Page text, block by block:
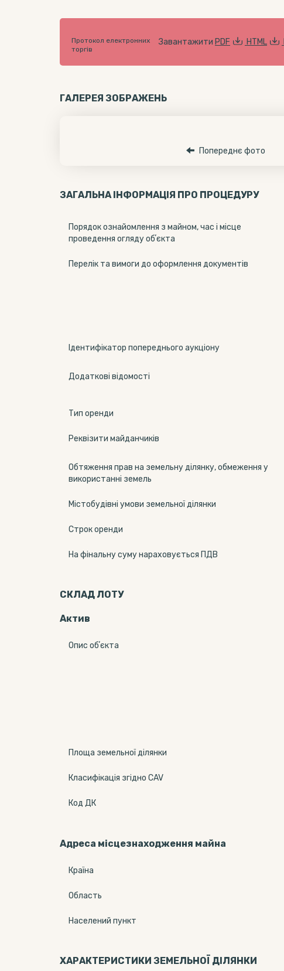
Протокол електронних
торгів
Завантажити PDF HTML
ГАЛЕРЕЯ ЗОБРАЖЕНЬ
Попереднє фото
ЗАГАЛЬНА ІНФОРМАЦІЯ ПРО ПРОЦЕДУРУ
Порядок ознайомлення з майном, час і місце
проведення огляду обʼєкта
Перелік та вимоги до оформлення документів
Ідентифікатор попереднього аукціону
Додаткові відомості
Тип оренди
Реквізити майданчиків
Обтяження прав на земельну ділянку, обмеження у
використанні земель
Містобудівні умови земельної ділянки
Строк оренди
На фінальну суму нараховується ПДВ
СКЛАД ЛОТУ
Актив
Опис обʼєкта
Площа земельної ділянки
Класифікація згідно CAV
Код ДК
Адреса місцезнаходження майна
Країна
Область
Населений пункт
ХАРАКТЕРИСТИКИ ЗЕМЕЛЬНОЇ ДІЛЯНКИ